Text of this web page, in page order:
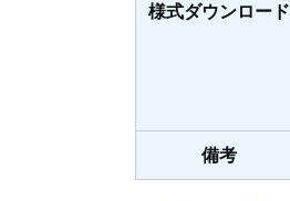
様式ダウンロード
備考